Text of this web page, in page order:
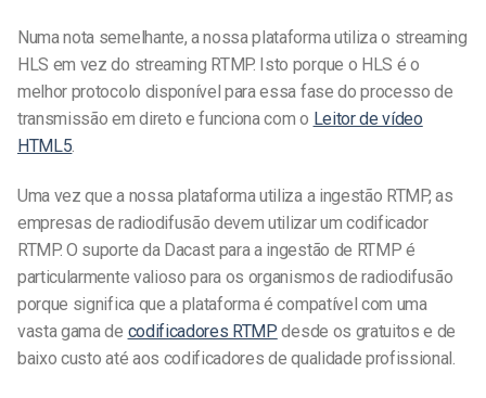
Numa nota semelhante, a nossa plataforma utiliza o streaming
HLS em vez do streaming RTMP. Isto porque o HLS é o
melhor protocolo disponível para essa fase do processo de
transmissão em direto e funciona com o Leitor de vídeo
HTML5.
Uma vez que a nossa plataforma utiliza a ingestão RTMP, as
empresas de radiodifusão devem utilizar um codificador
RTMP. O suporte da Dacast para a ingestão de RTMP é
particularmente valioso para os organismos de radiodifusão
porque significa que a plataforma é compatível com uma
vasta gama de codificadores RTMP desde os gratuitos e de
baixo custo até aos codificadores de qualidade profissional.